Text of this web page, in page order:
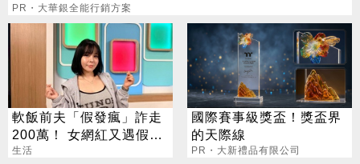
PR・大華銀全能行銷方案
軟飯前夫「假發瘋」詐走
200萬！ 女網紅又遇假富
豪 養套殺噴2千萬
生活
國際賽事級獎盃！獎盃界
的天際線
PR・大新禮品有限公司